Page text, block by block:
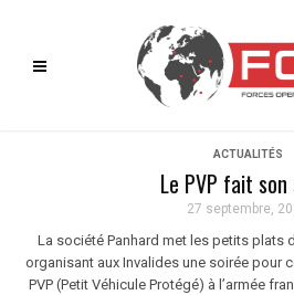
ACTUALITÉS
Le PVP fait son
27 septembre,
La société Panhard met les petits plats
organisant aux Invalides une soirée pour
PVP (Petit Véhicule Protégé) à l’armée